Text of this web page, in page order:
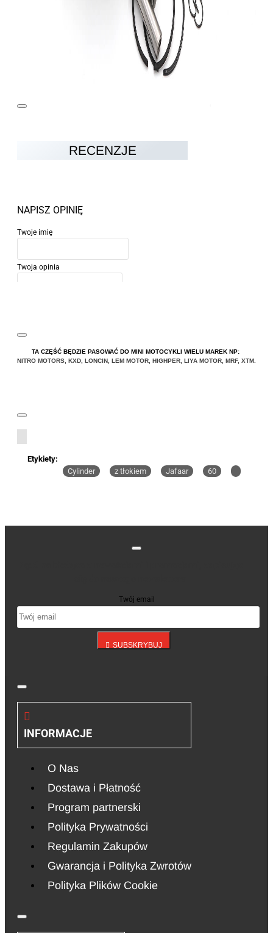
RECENZJE
NAPISZ OPINIĘ
Twoje imię
Twoja opinia
Uwaga:HTML nie jest przetłumaczalny!
Ocena
TA CZĘŚĆ BĘDZIE PASOWAĆ DO MINI MOTOCYKLI WIELU MAREK NP:
NITRO MOTORS KXD LONCIN LEM MOTOR HIGHPER LIYA MOTOR MRF, XTM
Etykiety:
Cylinder
z tłokiem Jafaar 60
Twój email
SUBSKRYBUJ
INFORMACJE
O Nas
Dostawa i Płatność
Program partnerski
Polityka Prywatności
Regulamin Zakupów
Gwarancja i Polityka Zwrotów
Polityka Plików Cookie